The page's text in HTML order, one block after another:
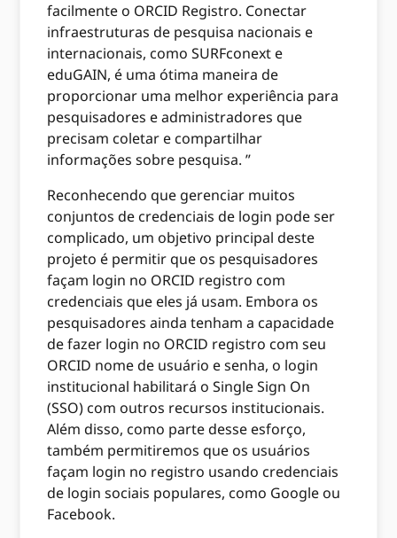
facilmente o ORCID Registro. Conectar
infraestruturas de pesquisa nacionais e
internacionais, como SURFconext e
eduGAIN, é uma ótima maneira de
proporcionar uma melhor experiência para
pesquisadores e administradores que
precisam coletar e compartilhar
informações sobre pesquisa. ”
Reconhecendo que gerenciar muitos
conjuntos de credenciais de login pode ser
complicado, um objetivo principal deste
projeto é permitir que os pesquisadores
façam login no ORCID registro com
credenciais que eles já usam. Embora os
pesquisadores ainda tenham a capacidade
de fazer login no ORCID registro com seu
ORCID nome de usuário e senha, o login
institucional habilitará o Single Sign On
(SSO) com outros recursos institucionais.
Além disso, como parte desse esforço,
também permitiremos que os usuários
façam login no registro usando credenciais
de login sociais populares, como Google ou
Facebook.